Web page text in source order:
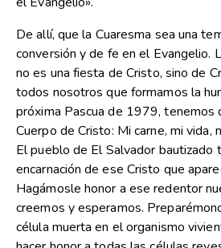
De allí, que la Cuaresma sea una
conversión y de fe en el Evangelio.
no es una fiesta de Cristo, sino de
todos nosotros que formamos la
próxima Pascua de 1979, tenemos
Cuerpo de Cristo: Mi carne, mi vida,
El pueblo de El Salvador bautizado
encarnación de ese Cristo que
Hagámosle honor a ese redentor
creemos y esperamos.
célula muerta en el organismo